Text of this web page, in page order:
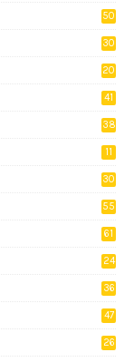
50
30
20
41
38
11
30
55
61
24
36
47
26